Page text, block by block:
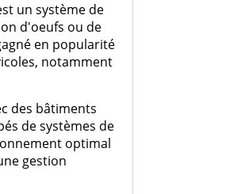
un système de
d'oeufs ou de
en popularité
notamment
des bâtiments
de systèmes de
optimal
gestion